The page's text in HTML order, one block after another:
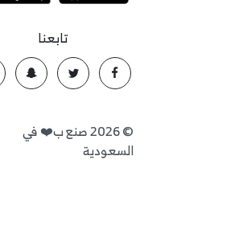
تابعنا
©
2026صنع ب❤️ في
السعودية